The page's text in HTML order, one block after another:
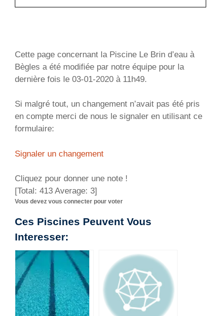
Cette page concernant la Piscine Le Brin d’eau à
Bègles a été modifiée par notre équipe pour la
dernière fois le 03-01-2020 à 11h49.
Si malgré tout, un changement n’avait pas été pris
en compte merci de nous le signaler en utilisant ce
formulaire:
Signaler un changement
Cliquez pour donner une note !
[Total: 413 Average: 3]
Vous devez vous connecter pour voter
Ces Piscines Peuvent Vous
Interesser: